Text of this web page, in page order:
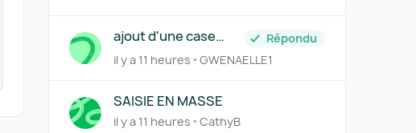
ajout d'une case
siren+suffixe
Répondu
il y a 11 heures
GWENAELLE1
SAISIE EN MASSE
il y a 11 heures CathyB